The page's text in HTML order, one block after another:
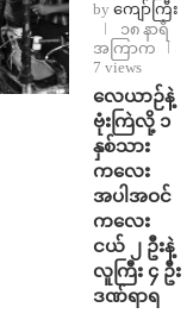
by ကျော်ကြီး
၁၈ နာရီ
အကြာက
7 views
⁨လေယာဉ်နဲ့
ဗုံးကြဲလို့ ၁
နှစ်သား
ကလေး
အပါအဝင်
ကလေး
ငယ် ၂ ဦးနဲ့
လူကြီး ၄ ဦး
ဒဏ်ရာရ